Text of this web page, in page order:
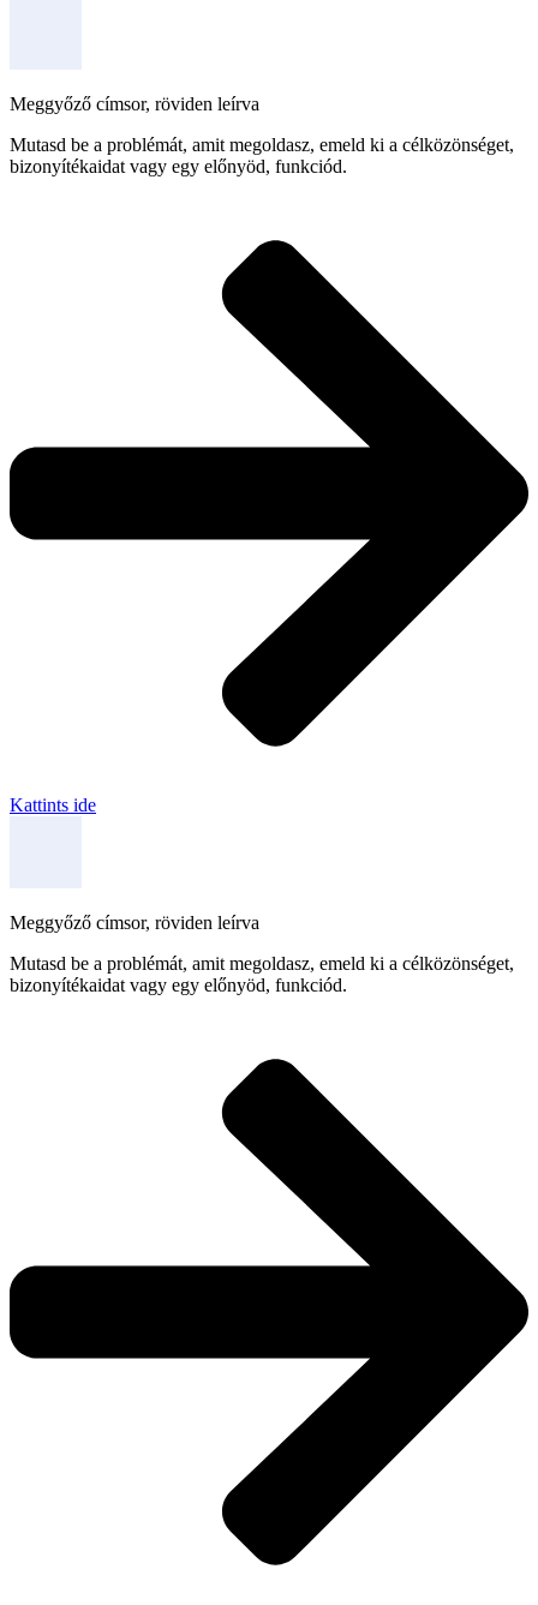
Meggyőző címsor, röviden leírva
Mutasd be a problémát, amit megoldasz, emeld ki a célközönséget,
bizonyítékaidat vagy egy előnyöd, funkciód.
Kattints ide
Meggyőző címsor, röviden leírva
Mutasd be a problémát, amit megoldasz, emeld ki a célközönséget,
bizonyítékaidat vagy egy előnyöd, funkciód.